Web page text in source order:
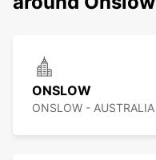
ONSLOW
ONSLOW - AUSTRALIA